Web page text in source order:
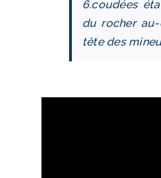
6.coudées
du rocher
tête des